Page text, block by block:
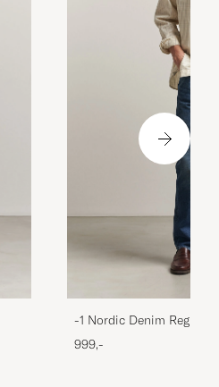
-1 Nordic Denim Regular
999,-